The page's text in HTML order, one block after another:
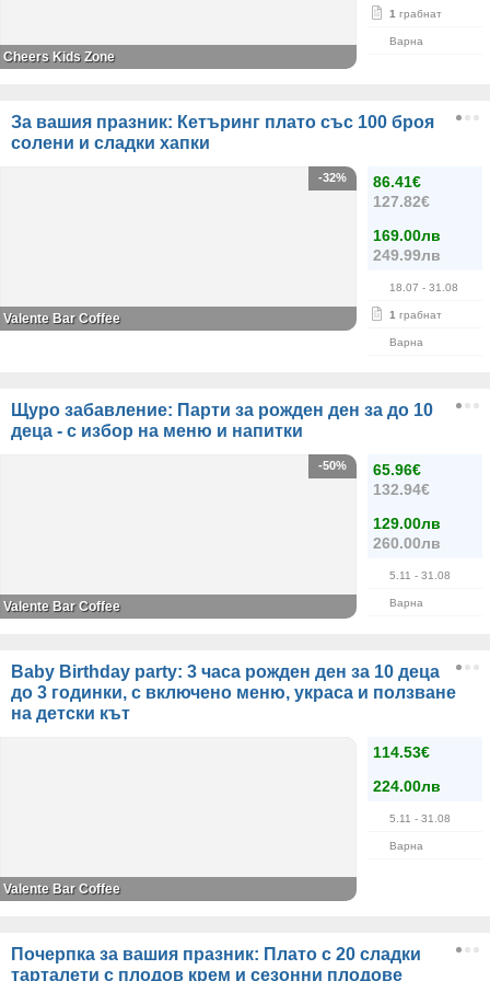
1 грабнат
Варна
Cheers Kids Zone
За вашия празник: Кетъринг плато със 100 броя
солени и сладки хапки
86.41€
127.82€
169.00лв
249.99лв
18.07 - 31.08
1 грабнат
Варна
-32%
Valente Bar Coffee
Щуро забавление: Парти за рожден ден за до 10
деца - с избор на меню и напитки
65.96€
132.94€
129.00лв
260.00лв
5.11 - 31.08
Варна
-50%
Valente Bar Coffee
Baby Birthday party: 3 часа рожден ден за 10 деца
до 3 годинки, с включено меню, украса и ползване
на детски кът
114.53€
224.00лв
5.11 - 31.08
Варна
Valente Bar Coffee
Почерпка за вашия празник: Плато с 20 сладки
тарталети с плодов крем и сезонни плодове